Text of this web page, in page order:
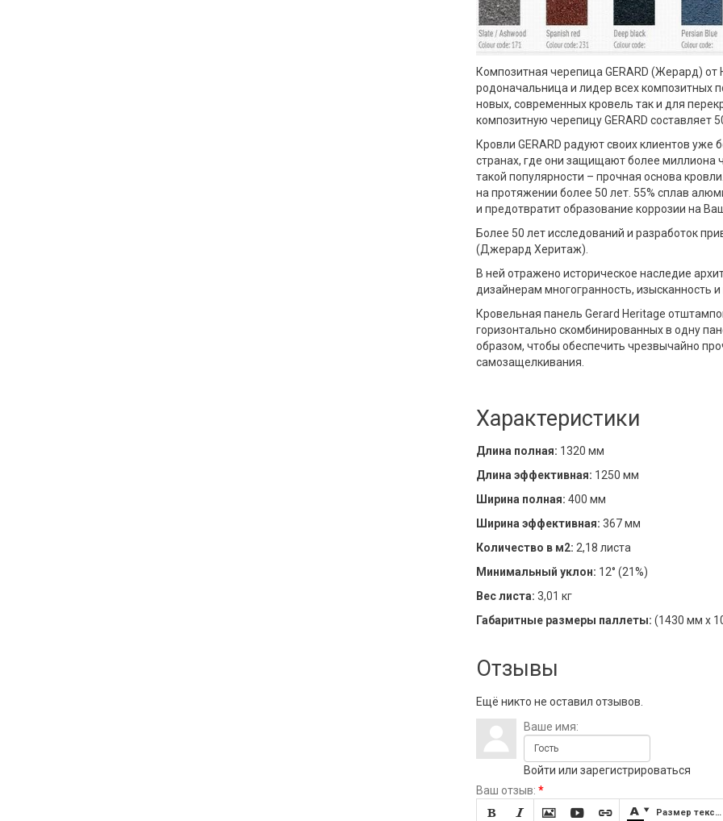
Композитная черепица GERARD (Жерард)
родоначальница и лидер всех композитных
новых, современных кровель так и для
композитную черепицу GERARD составляет
Кровли GERARD радуют своих клиентов
странах, где они защищают более миллиона
такой популярности – прочная основа
на протяжении более 50 лет. 55% сплав
и предотвратит образование коррозии на
Более 50 лет исследований и разработок
(Джерард Херитаж).
В ней отражено историческое наследие
дизайнерам многогранность, изысканность и
Кровельная панель Gerard Heritage
горизонтально скомбинированных в одну
образом, чтобы обеспечить чрезвычайно
самозащелкивания.
Характеристики
Длина полная: 1320 мм
Длина эффективная: 1250 мм
Ширина полная: 400 мм
Ширина эффективная: 367 мм
Количество в м2: 2,18 листа
Минимальный уклон: 12° (21%)
Вес листа: 3,01 кг
Габаритные размеры паллеты: (1430 мм х
Отзывы
Ещё никто не оставил отзывов.
Ваше имя:
Войти или зарегистрироваться
Ваш отзыв: *
       Размер текста